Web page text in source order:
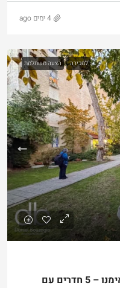
4 ימים ago
למכירה הצעה משתלמת
קוטג’ עליון למכירה ברחוב רחל אימנו – 5 חדרים עם